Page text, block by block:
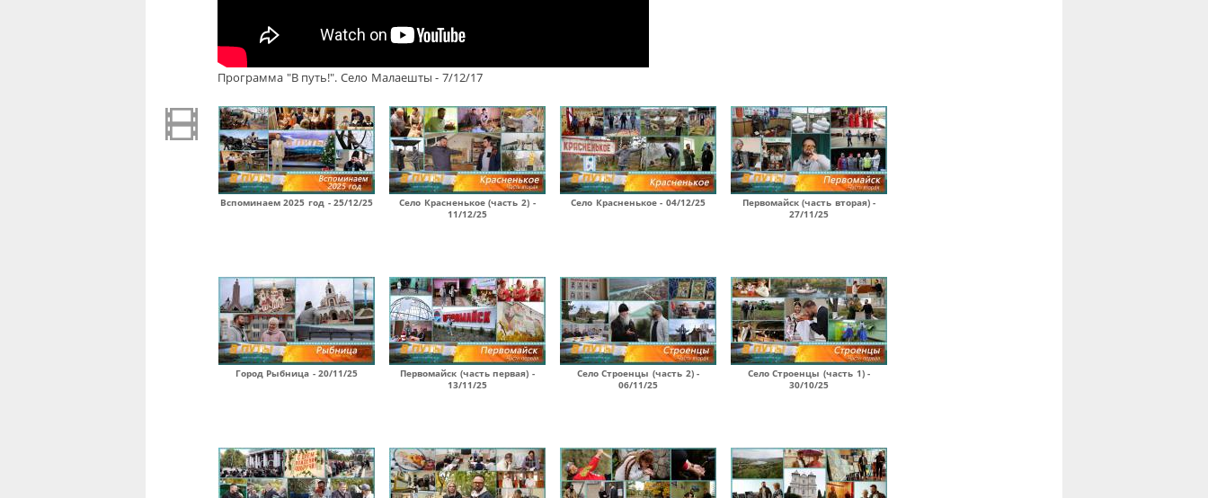
Программа "В путь!". Село Малаешты - 7/12/17
Вспоминаем 2025 год - 25/12/25
Село Красненькое (часть 2) -
11/12/25
Село Красненькое - 04/12/25
Первомайск (часть вторая) -
27/11/25
Город Рыбница - 20/11/25
Первомайск (часть первая) -
13/11/25
Село Строенцы (часть 2) -
06/11/25
Село Строенцы (часть 1) -
30/10/25